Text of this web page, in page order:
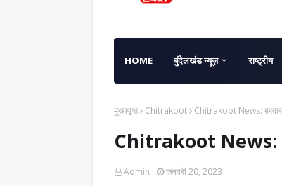
HOME बुंदेलखंड न्यूज़ राष्ट्रीय
मुख्यपृष्ठ Chitrakoot Chitrakoot News:
Chitrakoot News:
Admin जनवरी 20, 2023